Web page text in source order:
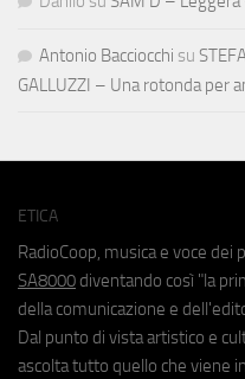
Antonio Bacciocchi su
GALLUZZI – Una rotonda per
ETICA
RadioCoop, musica e voce
SA8000 diventando così "la
della comunicazione e
Dal punto di vista artistico e
ascolta tutto quello che viene